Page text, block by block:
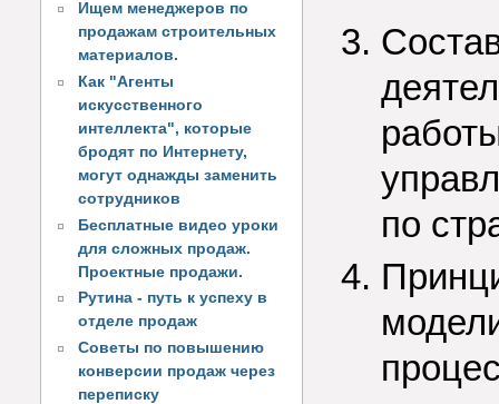
Ищем менеджеров по
продажам строительных
материалов.
Как "Агенты
искусственного
интеллекта", которые
бродят по Интернету,
могут однажды заменить
сотрудников
Бесплатные видео уроки
для сложных продаж.
Проектные продажи.
Рутина - путь к успеху в
отделе продаж
Советы по повышению
конверсии продаж через
переписку
по